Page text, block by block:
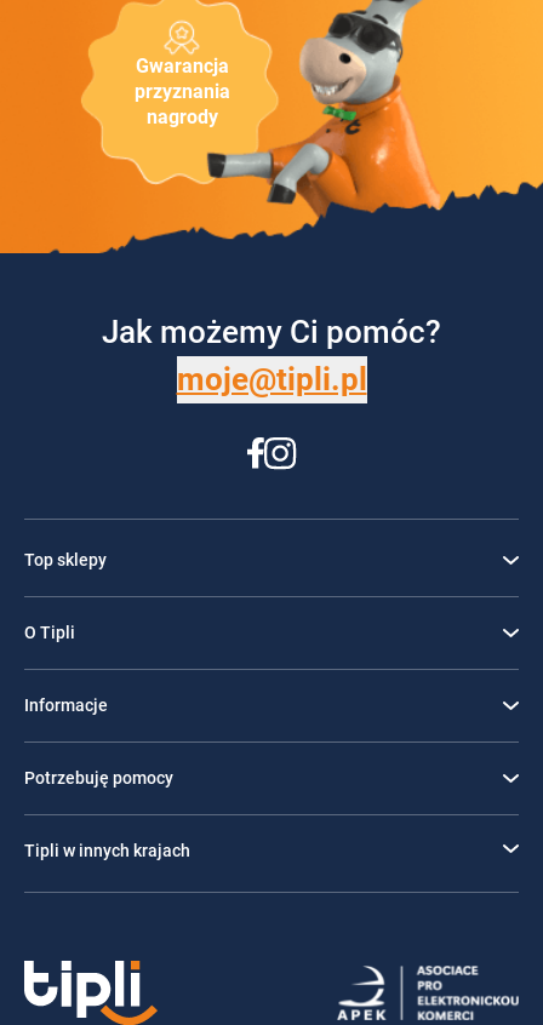
Gwarancja
przyznania
nagrody
Jak możemy Ci pomóc?
moje@tipli.pl
Top sklepy
O Tipli
Informacje
Potrzebuję pomocy
Tipli w innych krajach